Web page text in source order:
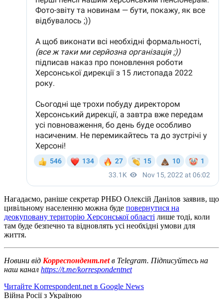
Нагадаємо, раніше секретар РНБО Олексій Данілов заявив, що
цивільному населенню можна буде повернутися на
деокуповану територію Херсонської області лише тоді, коли
там буде безпечно та відновлять усі необхідні умови для
життя.
Новини від Корреспондент.netв Telegram. Підписуйтесь на
наш канал https://t.me/korrespondentnet
Читайте Korrespondent.net в Google News
Війна Росії з Україною